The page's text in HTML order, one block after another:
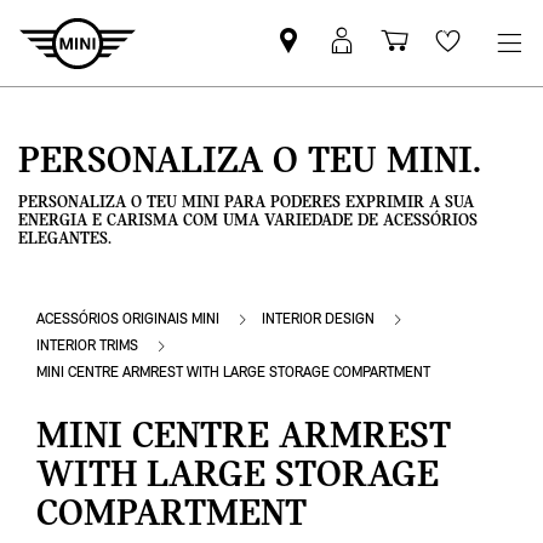
Pesquisar
parceiro
Iniciar
sessão
Carrinho
de
Wishlist
PERSONALIZA O TEU MINI.
PERSONALIZA O TEU MINI PARA PODERES EXPRIMIR A SUA
ENERGIA E CARISMA COM UMA VARIEDADE DE ACESSÓRIOS
ELEGANTES.
ACESSÓRIOS ORIGINAIS MINI
INTERIOR DESIGN
INTERIOR TRIMS
MINI CENTRE ARMREST WITH LARGE STORAGE COMPARTMENT
MINI CENTRE ARMREST
WITH LARGE STORAGE
COMPARTMENT